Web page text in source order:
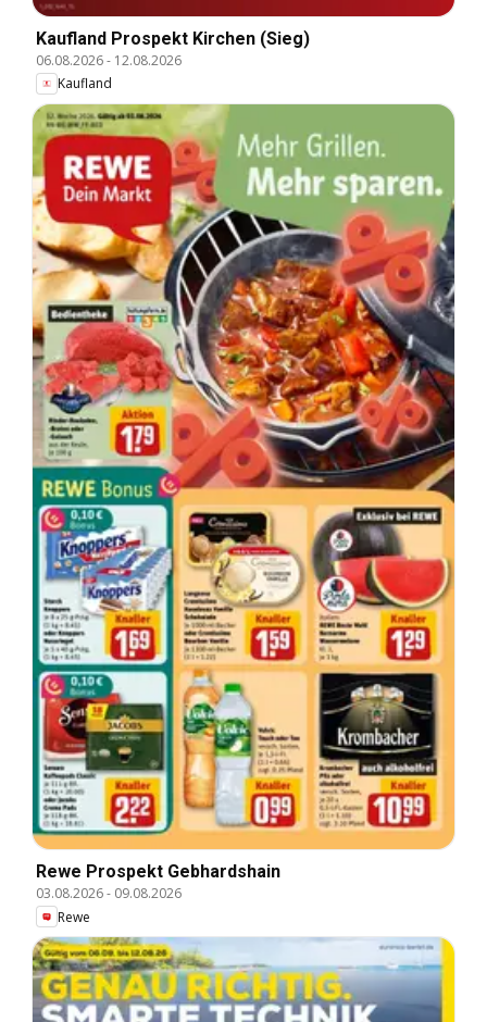
Kaufland Prospekt Kirchen (Sieg)
06.08.2026- 12.08.2026
Kaufland
Rewe Prospekt Gebhardshain
03.08.2026- 09.08.2026
Rewe